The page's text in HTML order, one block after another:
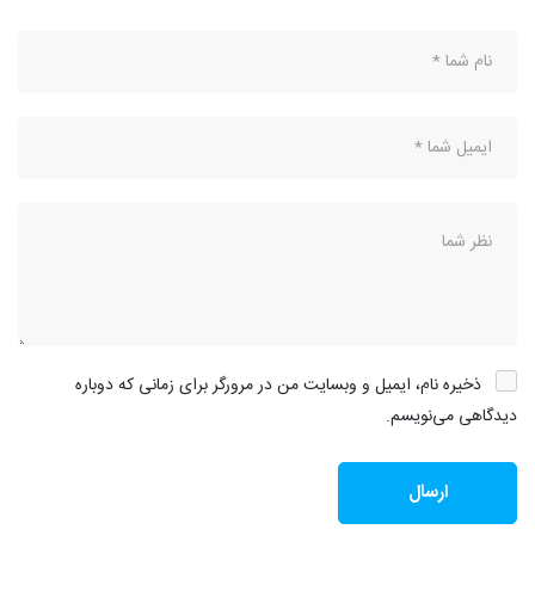
ذخیره نام، ایمیل و وبسایت من در مرورگر برای زمانی که دوباره
دیدگاهی می‌نویسم.